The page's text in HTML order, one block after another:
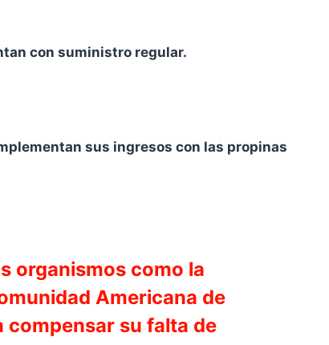
con suministro regular.
sus ingresos con las propinas
organismos como la
Americana de
compensar su falta de